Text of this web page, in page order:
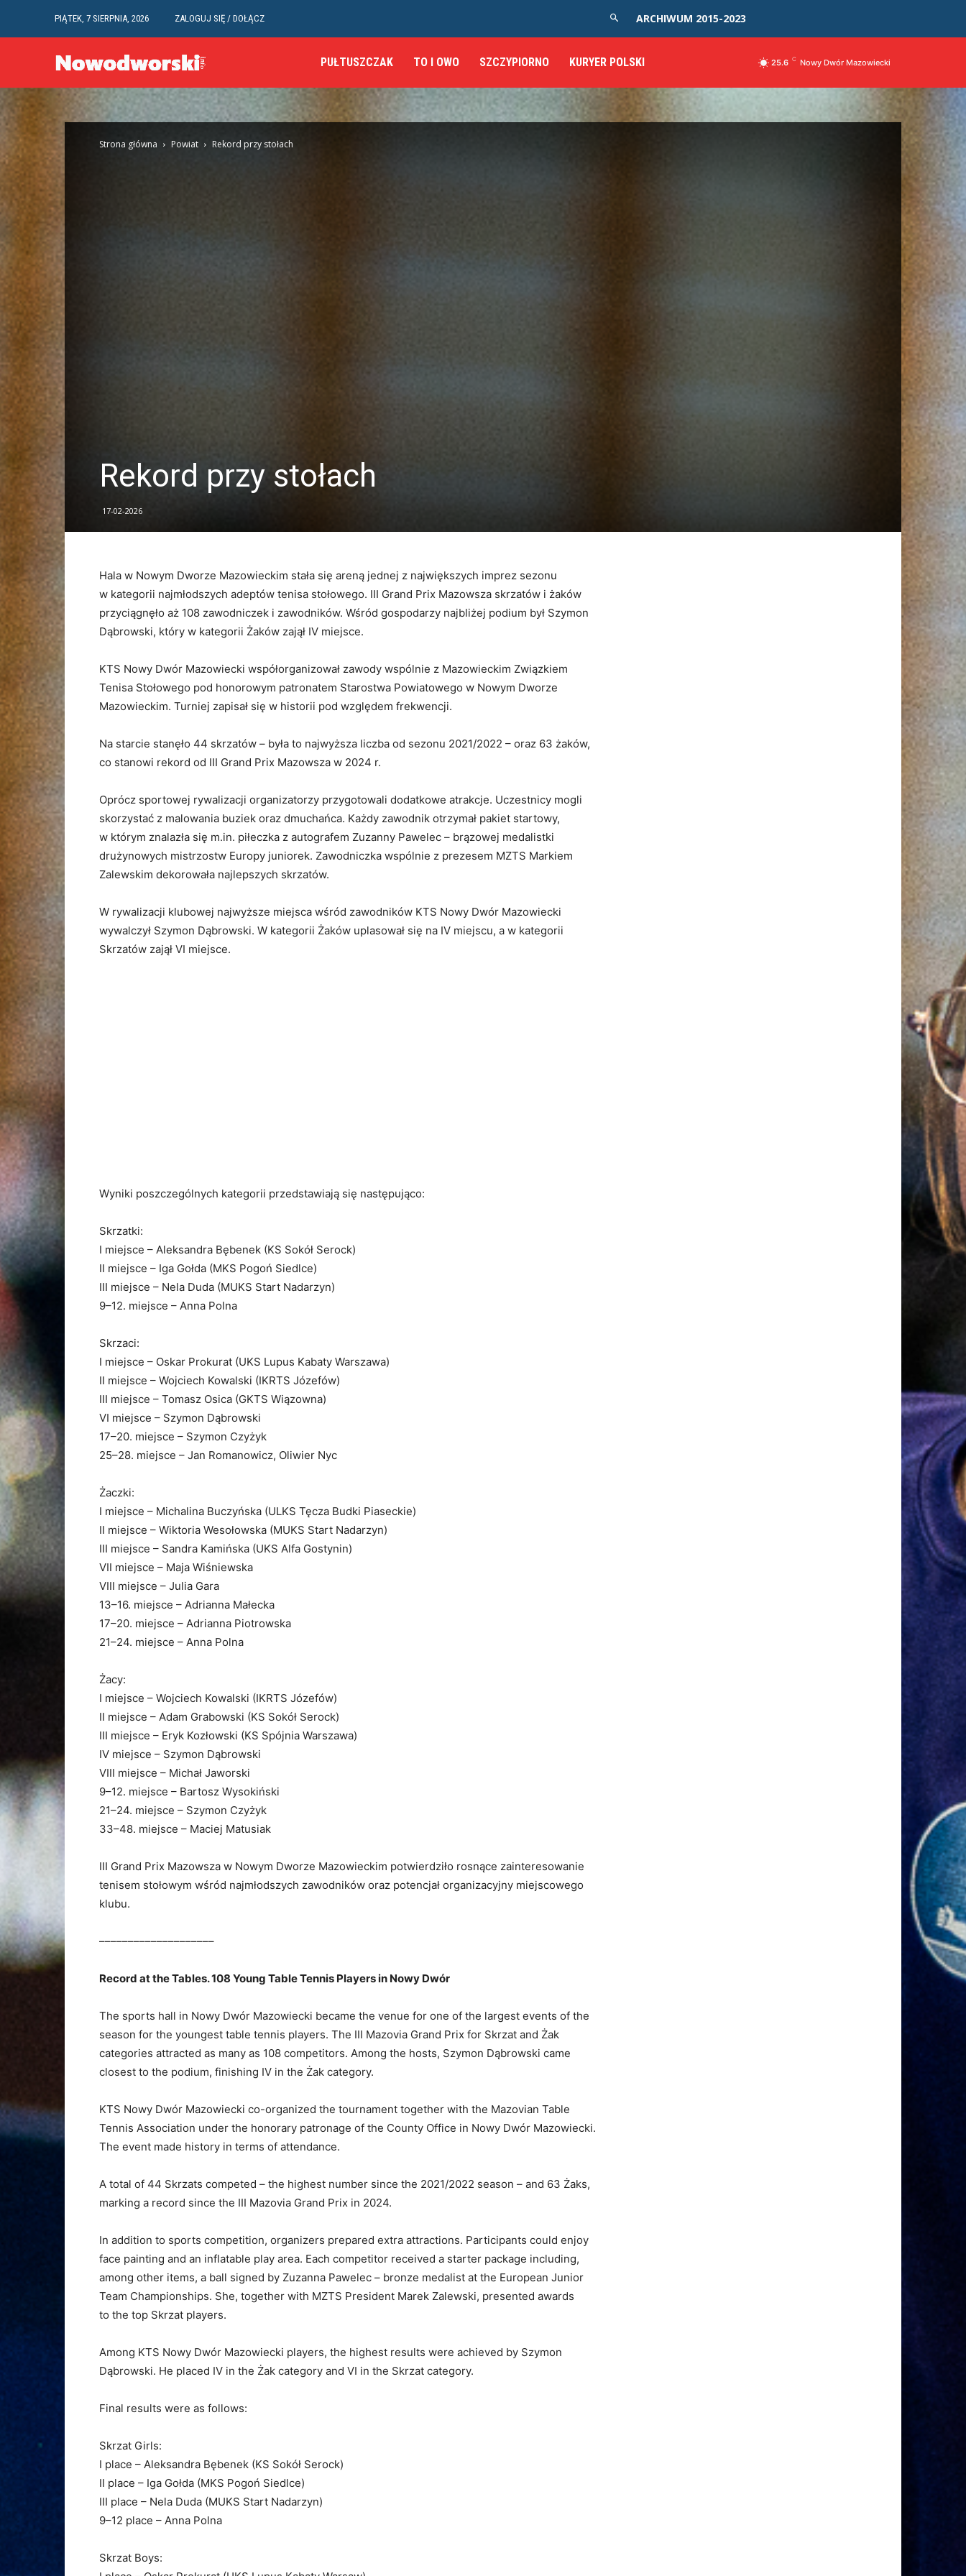
PIĄTEK, 7 SIERPNIA, 2026 ZALOGUJ SIĘ / DOŁĄCZ ARCHIWUM 2015-2023
PUŁTUSZCZAK TO I OWO SZCZYPIORNO KURYER POLSKI 25.6 C Nowy Dwór Mazowiecki
Strona główna Powiat Rekord przy stołach
Rekord przy stołach
17-02-2026
Hala w Nowym Dworze Mazowieckim stała się areną jednej z największych imprez sezonu
w kategorii najmłodszych adeptów tenisa stołowego. III Grand Prix Mazowsza skrzatów i żaków
przyciągnęło aż 108 zawodniczek i zawodników. Wśród gospodarzy najbliżej podium był Szymon
Dąbrowski, który w kategorii Żaków zajął IV miejsce.
KTS Nowy Dwór Mazowiecki współorganizował zawody wspólnie z Mazowieckim Związkiem
Tenisa Stołowego pod honorowym patronatem Starostwa Powiatowego w Nowym Dworze
Mazowieckim. Turniej zapisał się w historii pod względem frekwencji.
Na starcie stanęło 44 skrzatów – była to najwyższa liczba od sezonu 2021/2022 – oraz 63 żaków,
co stanowi rekord od III Grand Prix Mazowsza w 2024 r.
Oprócz sportowej rywalizacji organizatorzy przygotowali dodatkowe atrakcje. Uczestnicy mogli
skorzystać z malowania buziek oraz dmuchańca. Każdy zawodnik otrzymał pakiet startowy,
w którym znalazła się m.in. piłeczka z autografem Zuzanny Pawelec – brązowej medalistki
drużynowych mistrzostw Europy juniorek. Zawodniczka wspólnie z prezesem MZTS Markiem
Zalewskim dekorowała najlepszych skrzatów.
W rywalizacji klubowej najwyższe miejsca wśród zawodników KTS Nowy Dwór Mazowiecki
wywalczył Szymon Dąbrowski. W kategorii Żaków uplasował się na IV miejscu, a w kategorii
Skrzatów zajął VI miejsce.
Wyniki poszczególnych kategorii przedstawiają się następująco:
Skrzatki:
I miejsce – Aleksandra Bębenek (KS Sokół Serock)
II miejsce – Iga Gołda (MKS Pogoń Siedlce)
III miejsce – Nela Duda (MUKS Start Nadarzyn)
9–12. miejsce – Anna Polna
Skrzaci:
I miejsce – Oskar Prokurat (UKS Lupus Kabaty Warszawa)
II miejsce – Wojciech Kowalski (IKRTS Józefów)
III miejsce – Tomasz Osica (GKTS Wiązowna)
VI miejsce – Szymon Dąbrowski
17–20. miejsce – Szymon Czyżyk
25–28. miejsce – Jan Romanowicz, Oliwier Nyc
Żaczki:
I miejsce – Michalina Buczyńska (ULKS Tęcza Budki Piaseckie)
II miejsce – Wiktoria Wesołowska (MUKS Start Nadarzyn)
III miejsce – Sandra Kamińska (UKS Alfa Gostynin)
VII miejsce – Maja Wiśniewska
VIII miejsce – Julia Gara
13–16. miejsce – Adrianna Małecka
17–20. miejsce – Adrianna Piotrowska
21–24. miejsce – Anna Polna
Żacy:
I miejsce – Wojciech Kowalski (IKRTS Józefów)
II miejsce – Adam Grabowski (KS Sokół Serock)
III miejsce – Eryk Kozłowski (KS Spójnia Warszawa)
IV miejsce – Szymon Dąbrowski
VIII miejsce – Michał Jaworski
9–12. miejsce – Bartosz Wysokiński
21–24. miejsce – Szymon Czyżyk
33–48. miejsce – Maciej Matusiak
III Grand Prix Mazowsza w Nowym Dworze Mazowieckim potwierdziło rosnące zainteresowanie
tenisem stołowym wśród najmłodszych zawodników oraz potencjał organizacyjny miejscowego
klubu.
––––––––––––––––––––
Record at the Tables. 108 Young Table Tennis Players in Nowy Dwór
The sports hall in Nowy Dwór Mazowiecki became the venue for one of the largest events of the
season for the youngest table tennis players. The III Mazovia Grand Prix for Skrzat and Żak
categories attracted as many as 108 competitors. Among the hosts, Szymon Dąbrowski came
closest to the podium, finishing IV in the Żak category.
KTS Nowy Dwór Mazowiecki co-organized the tournament together with the Mazovian Table
Tennis Association under the honorary patronage of the County Office in Nowy Dwór Mazowiecki.
The event made history in terms of attendance.
A total of 44 Skrzats competed – the highest number since the 2021/2022 season – and 63 Żaks,
marking a record since the III Mazovia Grand Prix in 2024.
In addition to sports competition, organizers prepared extra attractions. Participants could enjoy
face painting and an inflatable play area. Each competitor received a starter package including,
among other items, a ball signed by Zuzanna Pawelec – bronze medalist at the European Junior
Team Championships. She, together with MZTS President Marek Zalewski, presented awards
to the top Skrzat players.
Among KTS Nowy Dwór Mazowiecki players, the highest results were achieved by Szymon
Dąbrowski. He placed IV in the Żak category and VI in the Skrzat category.
Final results were as follows:
Skrzat Girls:
I place – Aleksandra Bębenek (KS Sokół Serock)
II place – Iga Gołda (MKS Pogoń Siedlce)
III place – Nela Duda (MUKS Start Nadarzyn)
9–12 place – Anna Polna
Skrzat Boys: